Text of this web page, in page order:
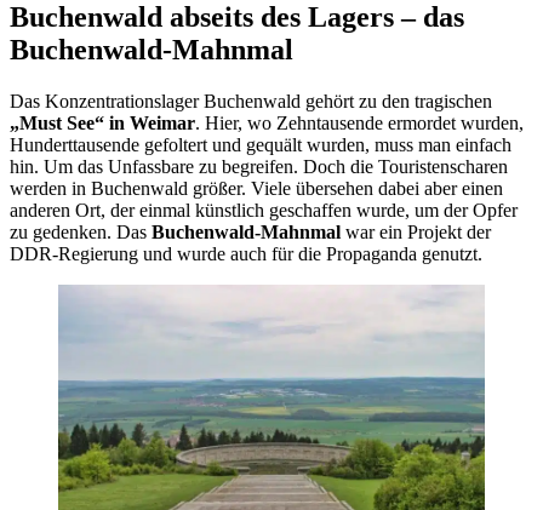
Buchenwald abseits des Lagers – das
Buchenwald-Mahnmal
Das Konzentrationslager Buchenwald gehört zu den tragischen
„Must See“ in Weimar. Hier, wo Zehntausende ermordet wurden,
Hunderttausende gefoltert und gequält wurden, muss man einfach
hin. Um das Unfassbare zu begreifen. Doch die Touristenscharen
werden in Buchenwald größer. Viele übersehen dabei aber einen
anderen Ort, der einmal künstlich geschaffen wurde, um der Opfer
zu gedenken. Das Buchenwald-Mahnmal war ein Projekt der
DDR-Regierung und wurde auch für die Propaganda genutzt.